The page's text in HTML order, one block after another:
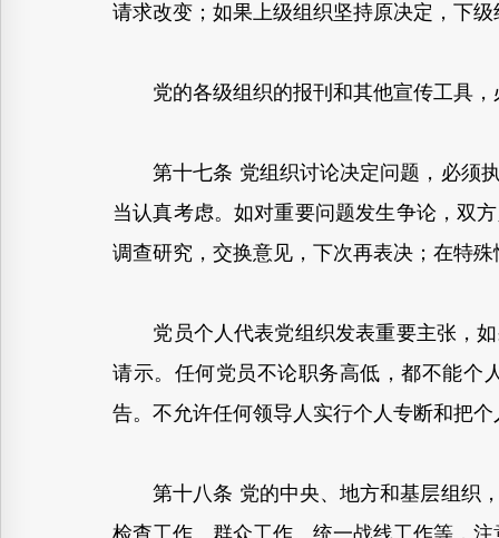
请求改变；如果上级组织坚持原决定，下
党的各级组织的报刊和其他宣传工具，
第十七条 党组织讨论决定问题，必须执
当认真考虑。如对重要问题发生争论，双
调查研究，交换意见，下次再表决；在特
党员个人代表党组织发表重要主张，如
请示。任何党员不论职务高低，都不能个
告。不允许任何领导人实行个人专断和把
第十八条 党的中央、地方和基层组织，
检查工作、群众工作、统一战线工作等，